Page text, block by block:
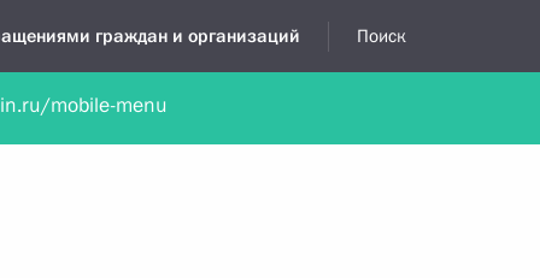
граждан и организаций Поиск
Обратиться в устной форме
mobile-menu